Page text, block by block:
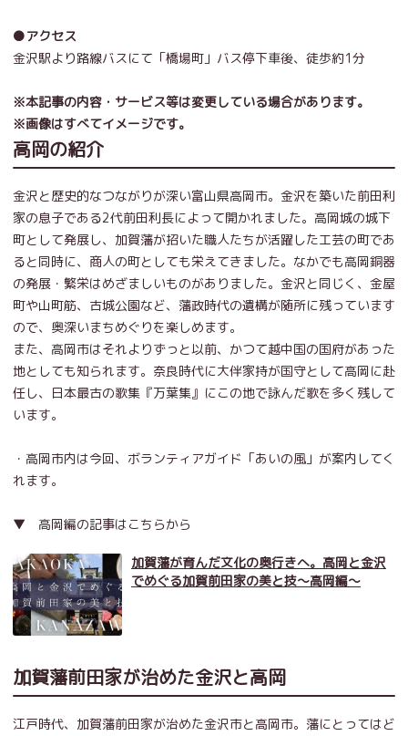
●アクセス
金沢駅より路線バスにて「橋場町」バス停下車後、徒歩約1分
※本記事の内容・サービス等は変更している場合があります。
※画像はすべてイメージです。
高岡の紹介
金沢と歴史的なつながりが深い富山県高岡市。金沢を築いた前田利
家の息子である2代前田利長によって開かれました。高岡城の城下
町として発展し、加賀藩が招いた職人たちが活躍した工芸の町であ
ると同時に、商人の町としても栄えてきました。なかでも高岡銅器
の発展・繁栄はめざましいものがありました。金沢と同じく、金屋
町や山町筋、古城公園など、藩政時代の遺構が随所に残っています
ので、奥深いまちめぐりを楽しめます。
また、高岡市はそれよりずっと以前、かつて越中国の国府があった
地としても知られます。奈良時代に大伴家持が国守として高岡に赴
任し、日本最古の歌集『万葉集』にこの地で詠んだ歌を多く残して
います。
・高岡市内は今回、ボランティアガイド「あいの風」が案内してく
れます。
▼ 高岡編の記事はこちらから
加賀藩が育んだ文化の奥行きへ。高岡と金沢
でめぐる加賀前田家の美と技～高岡編～
加賀藩前田家が治めた金沢と高岡
江戸時代、加賀藩前田家が治めた金沢市と高岡市。藩にとってはど